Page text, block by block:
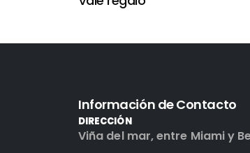
Información de Contacto
DIRECCIÓN
Viña del mar, entre Miami y